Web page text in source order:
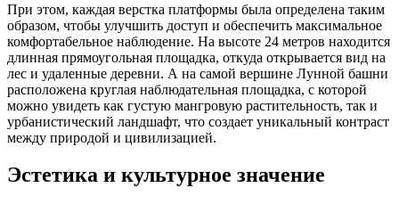
При этом, каждая верстка платформы была определена таким
образом, чтобы улучшить доступ и обеспечить максимальное
комфортабельное наблюдение. На высоте 24 метров находится
длинная прямоугольная площадка, откуда открывается вид на
лес и удаленные деревни. А на самой вершине Лунной башни
расположена круглая наблюдательная площадка, с которой
можно увидеть как густую мангровую растительность, так и
урбанистический ландшафт, что создает уникальный контраст
между природой и цивилизацией.
Эстетика и культурное значение